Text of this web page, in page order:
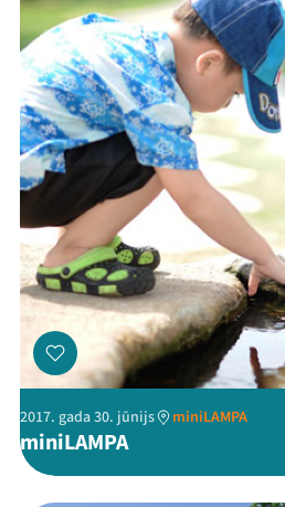
2017. gada 30. jūnijs miniLAMPA
miniLAMPA